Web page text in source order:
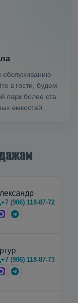
обслуживанию
в гости, будем
парк более ста
емкостей.
+7 (906) 118-87-72
+7 (906) 118-87-73